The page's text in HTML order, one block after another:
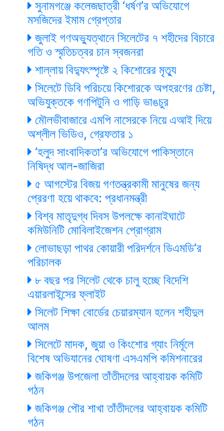
সুনামগঞ্জে কলেজছাত্রী ‘ধর্ষণ’র অভিযোগে
মসজিদের ইমাম গ্রেপ্তার
জুলাই গণঅভ্যুত্থানে সিলেটের ৭ শহীদের বিচারে
গতি ও স্মৃতিচত্বর চান স্বজনরা
শাল্লায় বিদ্যুৎস্পৃষ্টে ২ কিশোরের মৃত্যু
সিলেটে ডিবি পরিচয়ে কিশোরকে অপহরণের চেষ্টা,
অভিযুক্তকে গণপিটুনি ও গাড়ি ভাঙচুর
মৌলভীবাজারে এমপি নাসেরকে নিয়ে এআই দিয়ে
অশ্লীল ভিডিও, গ্রেফতার ১
‘হলুদ সাংবাদিকতা’র অভিযোগে পাকিস্তানে
নিষিদ্ধ আল-জাজিরা
৫ আগস্টের বিজয় গণতন্ত্রকামী মানুষের জন্য
প্রেরণা হয়ে থাকবে: প্রধানমন্ত্রী
বিশ্ব মাতৃদুগ্ধ দিবস উপলক্ষে কানাইঘাটে
কমিউনিটি মোবিলাইজেশন প্রোগ্রাম
লোভাছড়া পাথর কোয়ারী পরিদর্শনে ডিএমডি’র
পরিচালক
৮ বছর পর সিলেট থেকে চালু হচ্ছে বিদেশি
এয়ারলাইন্সের ফ্লাইট
সিলেট শিক্ষা বোর্ডের চেয়ারম্যান হলেন শহীদুল
আলম
সিলেটে মাদক, জুয়া ও কিংশোর গ্যাং নির্মূলে
বিশেষ অভিযানের ঘোষণা এসএমপি কমিশনারের
জকিগঞ্জ উপজেলা তাঁতীদলের আহ্বায়ক কমিটি
গঠন
জকিগঞ্জ পৌর শাখা তাঁতীদলের আহ্বায়ক কমিটি
গঠন